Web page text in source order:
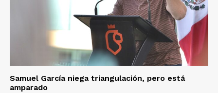
Samuel García niega triangulación, pero está
amparado